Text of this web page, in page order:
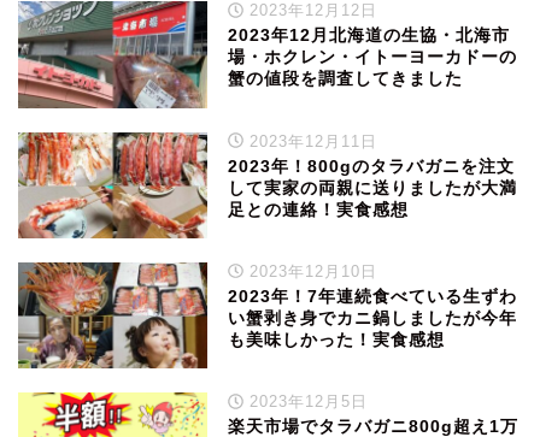
2023年12月12日
2023年12月北海道の生協・北海市
場・ホクレン・イトーヨーカドーの
蟹の値段を調査してきました
2023年12月11日
2023年！800gのタラバガニを注文
して実家の両親に送りましたが大満
足との連絡！実食感想
2023年12月10日
2023年！7年連続食べている生ずわ
い蟹剥き身でカニ鍋しましたが今年
も美味しかった！実食感想
2023年12月5日
楽天市場でタラバガニ800g超え1万